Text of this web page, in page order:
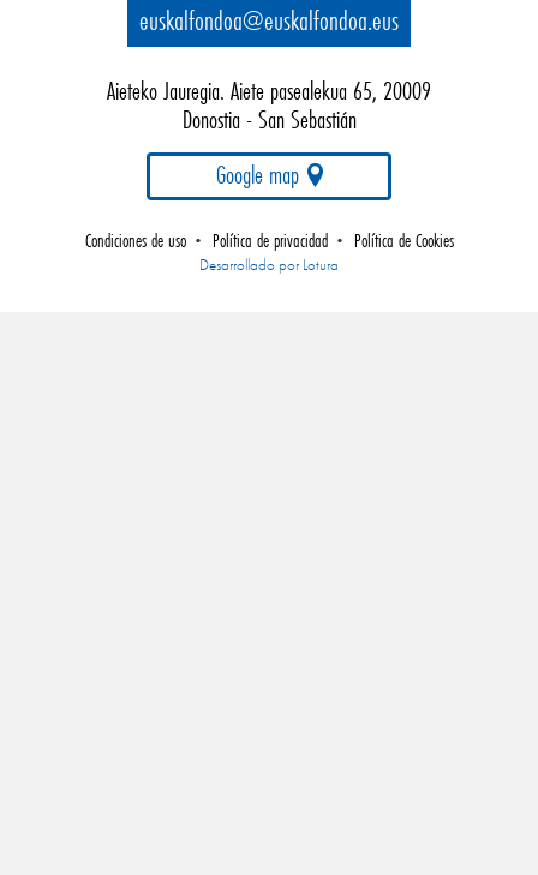
euskalfondoa@euskalfondoa.eus
Aieteko Jauregia. Aiete pasealekua 65, 20009
Donostia - San Sebastián
Google map
Condiciones de uso • Política de privacidad • Política de Cookies
Desarrollado por Lotura